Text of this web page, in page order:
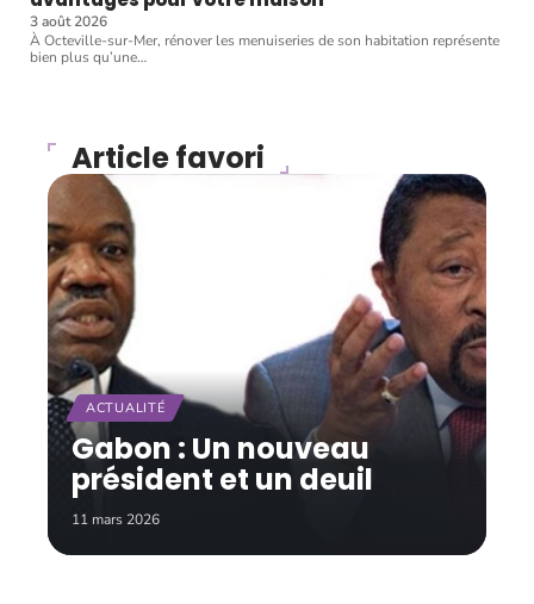
3 août 2026
À Octeville-sur-Mer, rénover les menuiseries de son habitation représente
bien plus qu’une…
Article favori
ACTUALITÉ
Gabon : Un nouveau
président et un deuil
11 mars 2026